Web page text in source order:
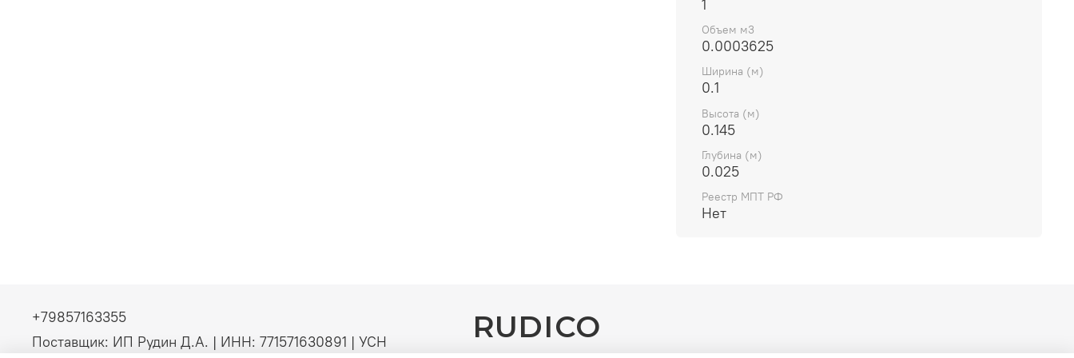
Высота 26 мм
1
Объем м3
0.0003625
Ширина (м)
0.1
Высота (м)
0.145
Глубина (м)
0.025
Реестр МПТ РФ
Нет
+79857163355
Поставщик: ИП Рудин Д.А. | ИНН: 771571630891 | УСН
RUDICO